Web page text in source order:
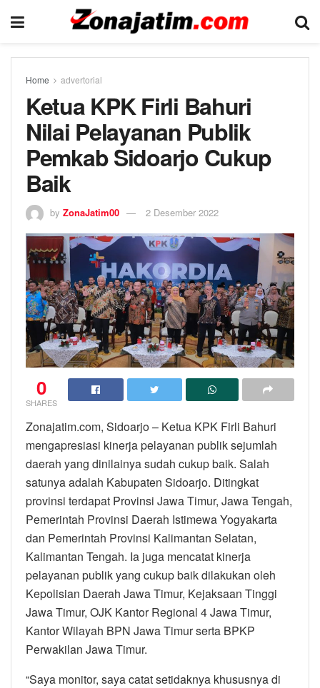
Home advertorial
Ketua KPK Firli Bahuri
Nilai Pelayanan Publik
Pemkab Sidoarjo Cukup
Baik
by ZonaJatim00 2 Desember 2022
0
SHARES
Zonajatim.com, Sidoarjo – Ketua KPK Firli Bahuri
mengapresiasi kinerja pelayanan publik sejumlah
daerah yang dinilainya sudah cukup baik. Salah
satunya adalah Kabupaten Sidoarjo. Ditingkat
provinsi terdapat Provinsi Jawa Timur, Jawa Tengah,
Pemerintah Provinsi Daerah Istimewa Yogyakarta
dan Pemerintah Provinsi Kalimantan Selatan,
Kalimantan Tengah. Ia juga mencatat kinerja
pelayanan publik yang cukup baik dilakukan oleh
Kepolisian Daerah Jawa Timur, Kejaksaan Tinggi
Jawa Timur, OJK Kantor Regional 4 Jawa Timur,
Kantor Wilayah BPN Jawa Timur serta BPKP
Perwakilan Jawa Timur.
“Saya monitor, saya catat setidaknya khususnya di